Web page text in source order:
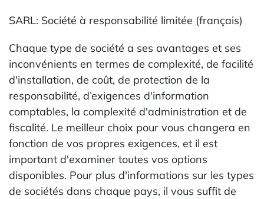
SARL: Société à responsabilité limitée (français)
Chaque type de société a ses avantages et ses
inconvénients en termes de complexité, de facilité
d'installation, de coût, de protection de la
responsabilité, d’exigences d'information
comptables, la complexité d'administration et de
fiscalité. Le meilleur choix pour vous changera en
fonction de vos propres exigences, et il est
important d'examiner toutes vos options
disponibles. Pour plus d'informations sur les types
de sociétés dans chaque pays, il vous suffit de